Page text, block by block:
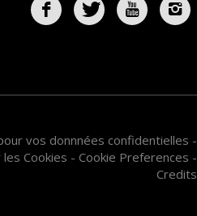
vos donnnées confidentielles -
Cookies - Cookie Preferences -
Credits